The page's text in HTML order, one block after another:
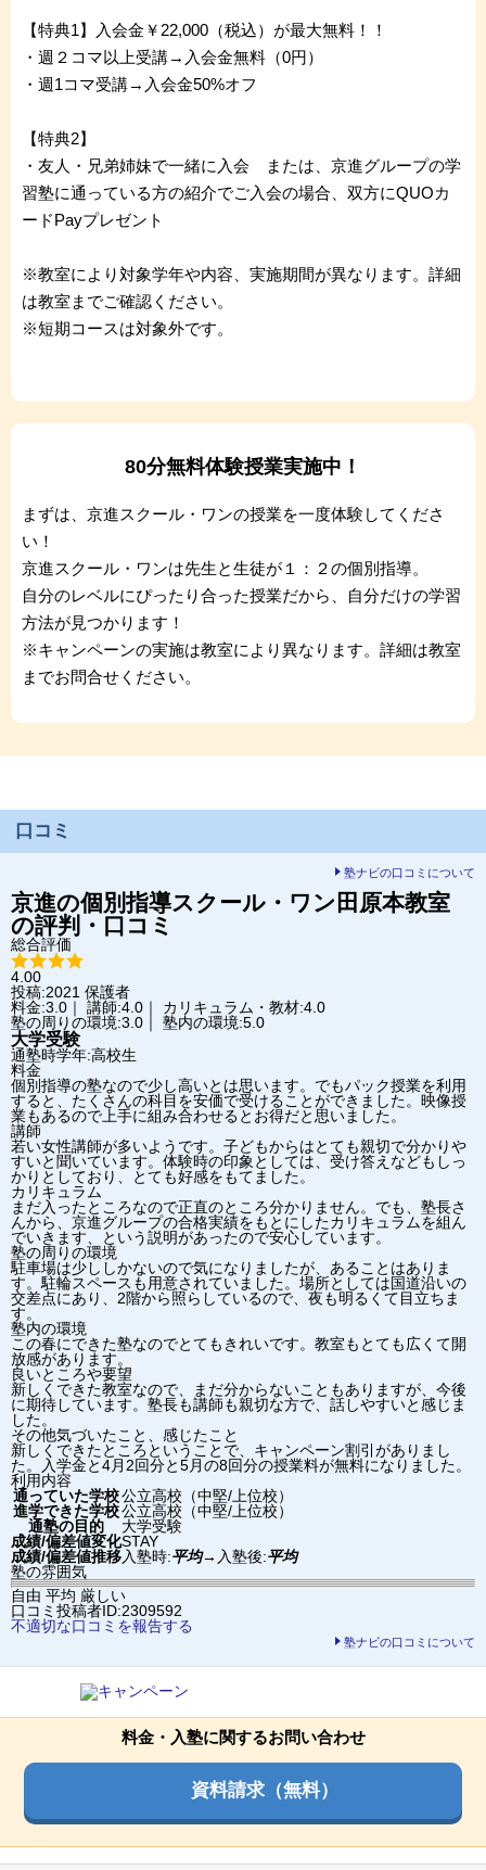
【特典1】入会金￥22,000（税込）が最大無料！！
・週２コマ以上受講→入会金無料（0円）
・週1コマ受講→入会金50%オフ
【特典2】
・友人・兄弟姉妹で一緒に入会 または、京進グループの学
習塾に通っている方の紹介でご入会の場合、双方にQUOカ
ードPayプレゼント
※教室により対象学年や内容、実施期間が異なります。詳細
は教室までご確認ください。
※短期コースは対象外です。
80分無料体験授業実施中！
まずは、京進スクール・ワンの授業を一度体験してくださ
い！
京進スクール・ワンは先生と生徒が１：２の個別指導。
自分のレベルにぴったり合った授業だから、自分だけの学習
方法が見つかります！
※キャンペーンの実施は教室により異なります。詳細は教室
までお問合せください。
口コミ
塾ナビの口コミについて
京進の個別指導スクール・ワン 田原本教室
の評判・口コミ
総合評価
4.00
投稿:2021 保護者
料金:3.0｜ 講師:4.0｜ カリキュラム・教材:4.0
塾の周りの環境:3.0｜ 塾内の環境:5.0
大学受験
通塾時学年:高校生
料金
個別指導の塾なので少し高いとは思います。でもパック授業を利用
すると、たくさんの科目を安価で受けることができました。映像授
業もあるので上手に組み合わせるとお得だと思いました。
講師
若い女性講師が多いようです。子どもからはとても親切で分かりや
すいと聞いています。体験時の印象としては、受け答えなどもしっ
かりとしており、とても好感をもてました。
カリキュラム
まだ入ったところなので正直のところ分かりません。でも、塾長さ
んから、京進グループの合格実績をもとにしたカリキュラムを組ん
でいきます、という説明があったので安心しています。
塾の周りの環境
駐車場は少ししかないので気になりましたが、あることはありま
す。駐輪スペースも用意されていました。場所としては国道沿いの
交差点にあり、2階から照らしているので、夜も明るくて目立ちま
す。
塾内の環境
この春にできた塾なのでとてもきれいです。教室もとても広くて開
放感があります。
良いところや要望
新しくできた教室なので、まだ分からないこともありますが、今後
に期待しています。塾長も講師も親切な方で、話しやすいと感じま
した。
その他気づいたこと、感じたこと
新しくできたところということで、キャンペーン割引がありまし
た。入学金と4月2回分と5月の8回分の授業料が無料になりました。
利用内容
通っていた学校公立高校（中堅/上位校）
進学できた学校公立高校（中堅/上位校）
通塾の目的
大学受験
成績/偏差値変化STAY
成績/偏差値推移入塾時:平均→ 入塾後:平均
塾の雰囲気
自由 平均 厳しい
口コミ投稿者ID:2309592
不適切な口コミを報告する
塾ナビの口コミについて
料金・入塾に関するお問い合わせ
資料請求（無料）